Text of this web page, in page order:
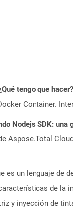
tengo que hacer?
Container.
Nodejs SDK: una
Aspose.Total
es un lenguaje de
de
y inyección de